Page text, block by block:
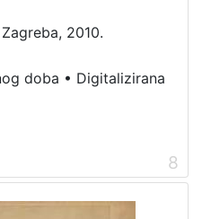
2010.
doba • Digitalizirana
8